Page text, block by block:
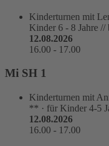
Kinderturnen mit
Kinder 6 - 8 Jahre
12.08.2026
16.00 - 17.00
Mi SH 1
Kinderturnen mit
** · für Kinder 4-5
12.08.2026
16.00 - 17.00